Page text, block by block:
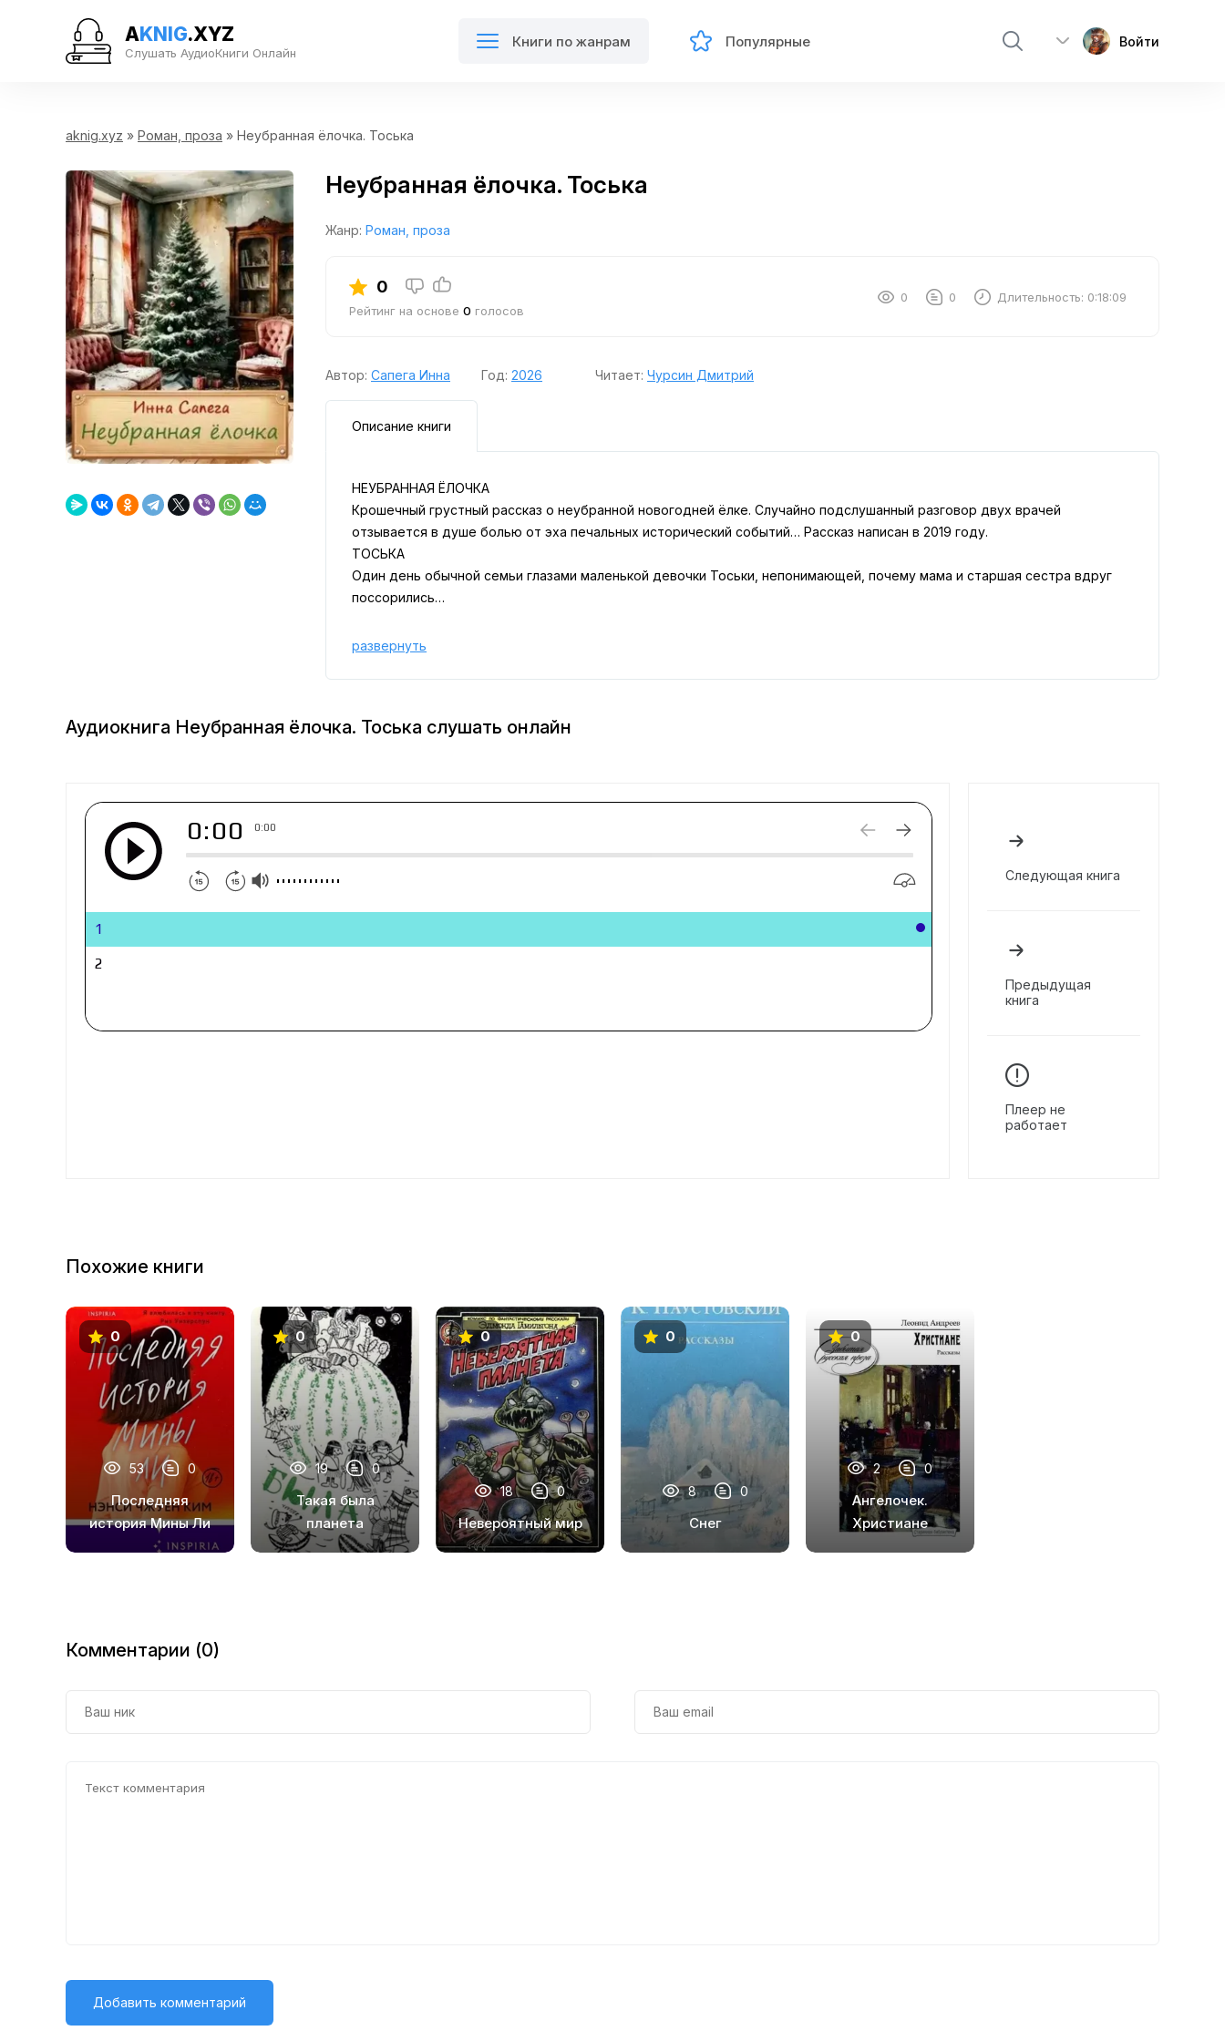
AKNIG.XYZ
Слушать АудиоКниги Онлайн
Книги по жанрам Популярные Войти
aknig.xyz » Роман, проза » Неубранная ёлочка. Тоська
Неубранная ёлочка. Тоська
Жанр: Роман, проза
0
Рейтинг на основе 0 голосов
0 0 Длительность: 0:18:09
Автор: Сапега Инна Год: 2026 Читает: Чурсин Дмитрий
Описание книги
НЕУБРАННАЯ ЁЛОЧКА
Крошечный грустный рассказ о неубранной новогодней ёлке. Случайно подслушанный разговор двух врачей
отзывается в душе болью от эха печальных исторический событий… Рассказ написан в 2019 году.
ТОСЬКА
Один день обычной семьи глазами маленькой девочки Тоськи, непонимающей, почему мама и старшая сестра вдруг
поссорились…
развернуть
Аудиокнига Неубранная ёлочка. Тоська слушать онлайн
0:00 0:00
1
2
Следующая книга
Предыдущая
книга
Плеер не
работает
Похожие книги
0
53 0
Последняя
история Мины Ли
0
19 0
Такая была
планета
0
18 0
Невероятный мир
0
8 0
Снег
0
2 0
Ангелочек.
Христиане
Комментарии (0)